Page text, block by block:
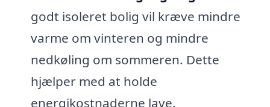
godt isoleret bolig vil kræve mindre
varme om vinteren og mindre
nedkøling om sommeren. Dette
hjælper med at holde
energikostnaderne lave.